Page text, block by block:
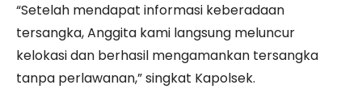
“Setelah mendapat informasi keberadaan
tersangka, Anggita kami langsung meluncur
kelokasi dan berhasil mengamankan tersangka
tanpa perlawanan,” singkat Kapolsek.